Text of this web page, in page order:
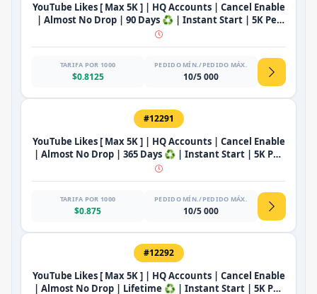
YouTube Likes [ Max 5K ] | HQ Accounts | Cancel Enable
| Almost No Drop | 90 Days ♻️ | Instant Start | 5K Per
Hours 🚀
TARIFA POR 1000
$0.8125
PEDIDO MÍN./PEDIDO MÁX.
10/5 000
#12291
YouTube Likes [ Max 5K ] | HQ Accounts | Cancel Enable
| Almost No Drop | 365 Days ♻️ | Instant Start | 5K Per
Hours 🚀
TARIFA POR 1000
$0.875
PEDIDO MÍN./PEDIDO MÁX.
10/5 000
#12292
YouTube Likes [ Max 5K ] | HQ Accounts | Cancel Enable
| Almost No Drop | Lifetime ♻️ | Instant Start | 5K Per